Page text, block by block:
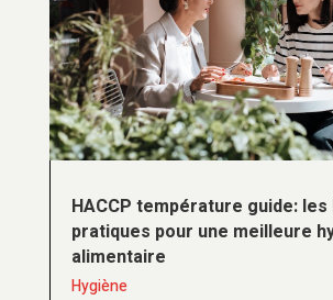
HACCP température guide: les
pratiques pour une meilleure
alimentaire
Hygiène